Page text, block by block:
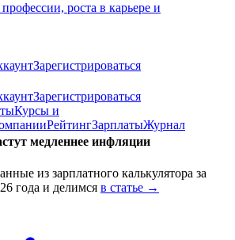
роста в карьере и
Зарегистрироваться
Зарегистрироваться
Курсы и
РейтингЗарплатыЖурнал
медленнее инфляции
из зарплатного калькулятора за
года и делимся в статье →